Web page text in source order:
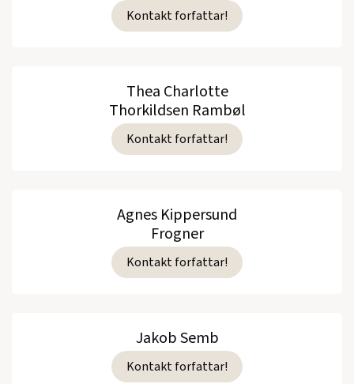
Kontakt forfattar!
Thea Charlotte
Thorkildsen Rambøl
Kontakt forfattar!
Agnes Kippersund
Frogner
Kontakt forfattar!
Jakob Semb
Kontakt forfattar!